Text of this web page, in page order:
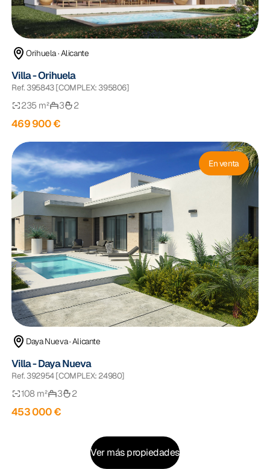
Orihuela · Alicante
Villa - Orihuela
Ref. 395843 [COMPLEX: 395806]
235 m² 3 2
469 900 €
En venta
Daya Nueva · Alicante
Villa - Daya Nueva
Ref. 392954 [COMPLEX: 24980]
108 m² 3 2
453 000 €
Ver más propiedades